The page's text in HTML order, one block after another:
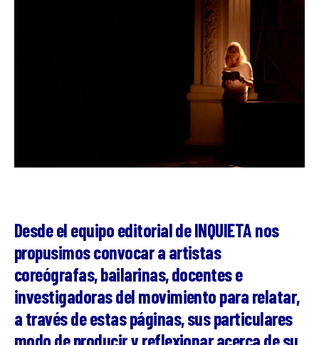
Desde el equipo editorial de INQUIETA nos
propusimos convocar a artistas
coreógrafas, bailarinas, docentes e
investigadoras del movimiento para relatar,
a través de estas páginas, sus particulares
modo de producir y reflexionar acerca de su